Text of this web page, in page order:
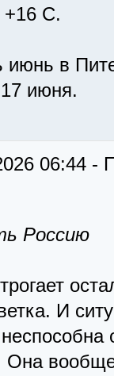
+16 С.
июнь в
июня.
06:44 -
Россию
И
Она